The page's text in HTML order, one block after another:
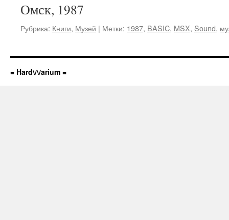
Омск, 1987
Рубрика: Книги, Музей | Метки: 1987, BASIC, MSX, Sound,
= Hard\/\/arium =